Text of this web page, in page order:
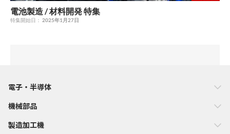
電池製造 / 材料開発 特集
特集開始日： 2025年1月27日
電子・半導体
機械部品
製造加工機